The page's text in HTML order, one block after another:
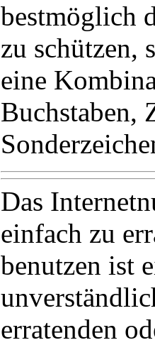
bestmöglich
zu schützen,
eine
Buchstaben,
Das
einfach zu
benutzen ist
erratenden